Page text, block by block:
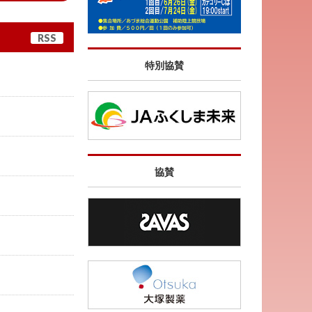
RSS
特別協賛
協賛